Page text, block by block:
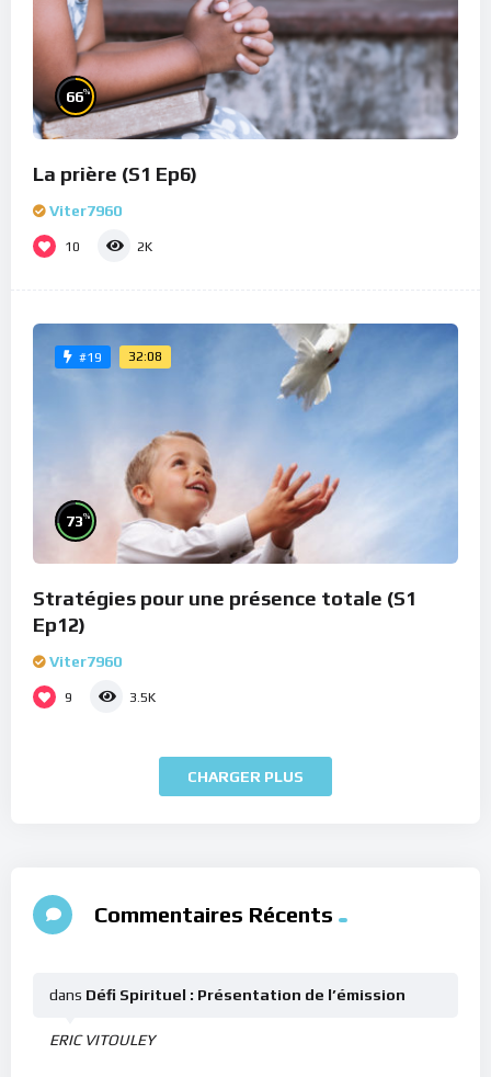
66%
La prière (S1 Ep6)
Viter7960
10 2K
#19 32:08
73%
Stratégies pour une présence totale (S1
Ep12)
Viter7960
9 3.5K
CHARGER PLUS
Commentaires Récents
ERIC VITOULEY
dans Défi Spirituel : Présentation de l’émission